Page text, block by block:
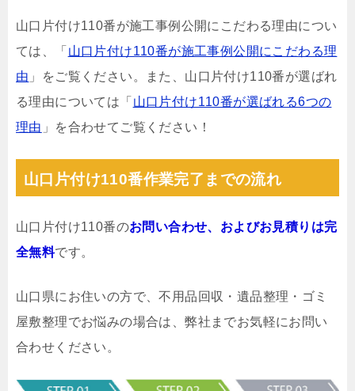
山口片付け110番が施工事例公開にこだわる理由につい
ては、「 山口片付け110番が施工事例公開にこだわる理
由 」をご覧ください。また、山口片付け110番が選ばれ
る理由については「 山口片付け110番が選ばれる6つの
理由 」を合わせてご覧ください！
山口片付け110番作業完了までの流れ
山口片付け110番のお問い合わせ、およびお見積りは完
全無料です。
山口県にお住いの方で、不用品回収・遺品整理・ゴミ
屋敷整理でお悩みの場合は、弊社までお気軽にお問い
合わせください。